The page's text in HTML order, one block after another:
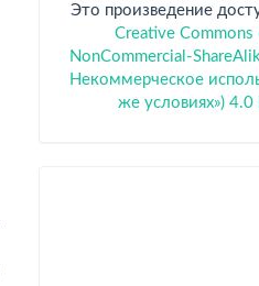
Это произведение
Creative
NonCommercial-
Некоммерческое
же условиях») 4.0